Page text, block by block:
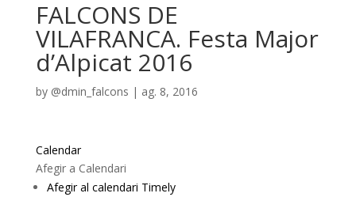
FALCONS DE
VILAFRANCA. Festa Major
d’Alpicat 2016
by @dmin_falcons | ag. 8, 2016
Calendar
Afegir a Calendari
Afegir al calendari Timely